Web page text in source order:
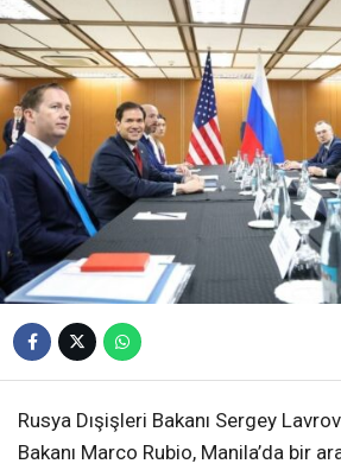
Rusya Dışişleri Bakanı Sergey
Bakanı Marco Rubio, Manila’da bir